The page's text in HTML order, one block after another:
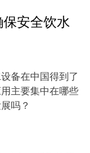
安全饮水
备在中国得到了
主要集中在哪些
吗？